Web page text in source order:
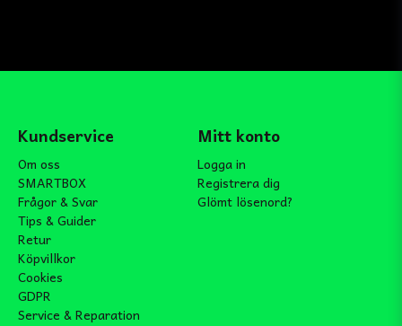
Kundservice
Om oss
SMARTBOX
Frågor & Svar
Tips & Guider
Retur
Köpvillkor
Cookies
GDPR
Service & Reparation
Mitt konto
Logga in
Registrera dig
Glömt lösenord?